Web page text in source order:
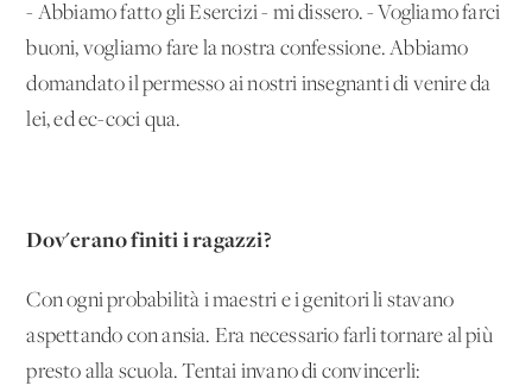
- Abbiamo fatto gli Esercizi - mi dissero. - Vogliamo farci
buoni, vogliamo fare la nostra confessione. Abbiamo
domandato il permesso ai nostri insegnanti di venire da
lei, ed ec-coci qua.
Dov'erano finiti i ragazzi?
Con ogni probabilità i maestri e i genitori li stavano
aspettando con ansia. Era necessario farli tornare al più
presto alla scuola. Tentai invano di convincerli: